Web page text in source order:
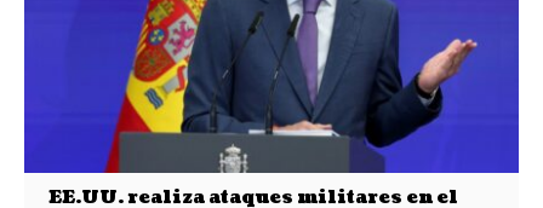
EE.UU. realiza ataques militares en el